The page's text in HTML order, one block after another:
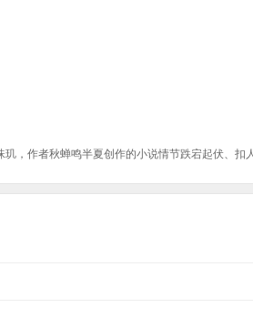
，作者秋蝉鸣半夏创作的小说情节跌宕起伏、扣